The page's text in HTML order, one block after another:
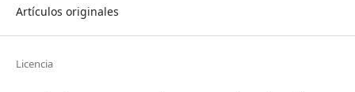
Artículos originales
Licencia